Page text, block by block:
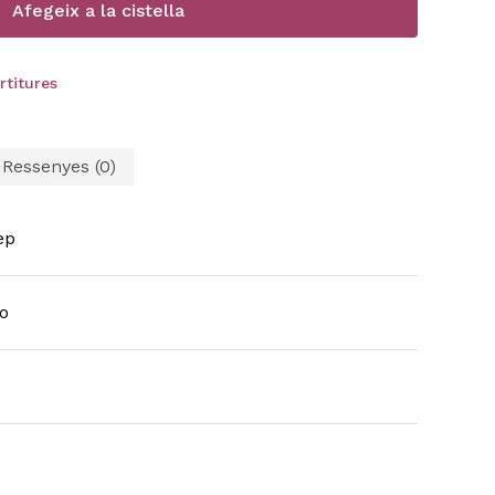
Afegeix a la cistella
Ressenyes (0)